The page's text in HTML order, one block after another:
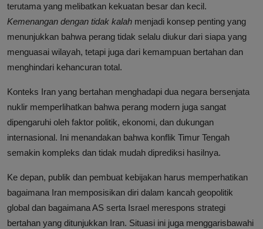
terutama yang melibatkan kekuatan besar dan kecil.
Kemenangan dengan tidak kalah menjadi konsep penting yang
menunjukkan bahwa perang tidak selalu diukur dari siapa yang
menguasai wilayah, tetapi juga dari kemampuan bertahan dan
menghindari kehancuran total.
Konteks Iran yang bertahan menghadapi dua negara bersenjata
nuklir memperlihatkan bahwa perang modern juga sangat
dipengaruhi oleh faktor politik, ekonomi, dan dukungan
internasional. Ini menandakan bahwa konflik Timur Tengah
semakin kompleks dan tidak mudah diprediksi hasilnya.
Ke depan, publik dan pembuat kebijakan harus memperhatikan
bagaimana Iran memposisikan diri dalam kancah geopolitik
global dan bagaimana AS serta Israel merespons strategi
bertahan yang ditunjukkan Iran. Situasi ini juga menggarisbawahi